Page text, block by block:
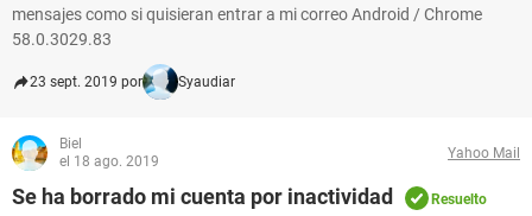
mensajes como si quisieran entrar a mi correo Android / Chrome
58.0.3029.83
23 sept. 2019 por Syaudiar
Biel
el 18 ago. 2019
Yahoo Mail
Se ha borrado mi cuenta por inactividad Resuelto